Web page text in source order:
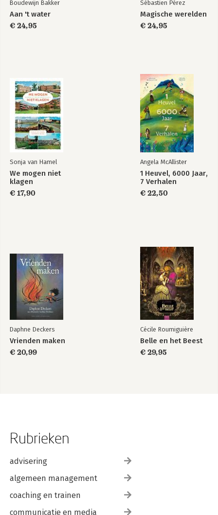
Bekijk alle boeken
Boudewijn Bakker
Aan 't water
€ 24,95
Sébastien Pérez
Magische werelden
€ 24,95
Sonja van Hamel
We mogen niet
klagen
€ 17,90
Angela McAllister
1 Heuvel, 6000 Jaar,
7 Verhalen
€ 22,50
Daphne Deckers
Vrienden maken
€ 20,99
Cécile Roumiguière
Belle en het Beest
€ 29,95
Rubrieken
advisering
algemeen management
coaching en trainen
communicatie en media